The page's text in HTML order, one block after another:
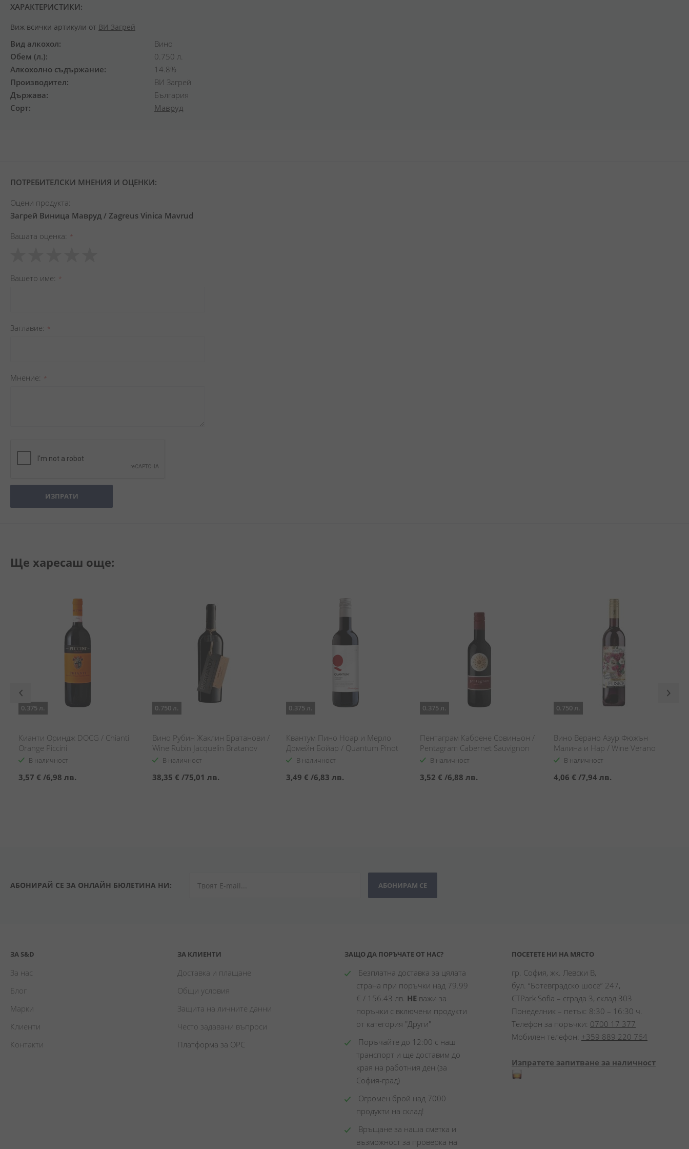
ХАРАКТЕРИСТИКИ:
Виж всички артикули от ВИ Загрей
Вид алкохол
Вино
Обем (л.)
0.750 л.
Алкохолно съдържание
14.8%
Производител
ВИ Загрей
Държава
България
Сорт
Мавруд
ПОТРЕБИТЕЛСКИ МНЕНИЯ И ОЦЕНКИ:
Оцени продукта:
Загрей Виница Мавруд / Zagreus Vinica Mavrud
Вашата оценка
star
stars
stars
stars
stars
Вашето име
Заглавиe
Мнение
ИЗПРАТИ
Ще харесаш още:
0.375 л.
Кианти Ориндж DOCG / Chianti
Orange Piccini
В наличност
3,57 € /6,98 лв.
0.750 л.
Вино Рубин Жаклин Братанови /
Wine Rubin Jacquelin Bratanov
В наличност
38,35 € /75,01 лв.
0.375 л.
Квантум Пино Ноар и Мерло
Домейн Бойар / Quantum Pinot
Noir & Merlot Domaine Boyar
В наличност
3,49 € /6,83 лв.
0.375 л.
Пентаграм Кабрене Совиньон /
Pentagram Cabernet Sauvignon
В наличност
3,52 € /6,88 лв.
0.750 л.
Вино Верано Азур Фюжън
Малина и Нар / Wine Verano
Azur Fusion Raspberry &
В наличност
4,06 € /7,94 лв.
АБОНИРАЙ СЕ ЗА ОНЛАЙН БЮЛЕТИНА НИ: АБОНИРАМ СЕ
ЗА S&D
За нас
Блог
Марки
Клиенти
Контакти
ЗА КЛИЕНТИ
Доставка и плащане
Общи условия
Защита на личните данни
Често задавани въпроси
Платформа за ОРС
ЗАЩО ДА ПОРЪЧАТЕ ОТ НАС?
Безплатна доставка за цялата
страна при поръчки над 79.99
€ / 156.43 лв. НЕ важи за
поръчки с включени продукти
от категория "Други"
Поръчайте до 12:00 с наш
транспорт и ще доставим до
края на работния ден (за
София-град)
Огромен брой над 7000
продукти на склад!
Връщане за наша сметка и
възможност за проверка на
ПОСЕТЕТЕ НИ НА МЯСТО
гр. София, жк. Левски В,
бул. “Ботевградско шосе” 247,
CTPark Sofia – сграда 3, склад 303
Понеделник – петък: 8:30 – 16:30 ч.
Телефон за поръчки: 0700 17 377
Мобилен телефон: +359 889 220 764
Изпратете запитване за наличност